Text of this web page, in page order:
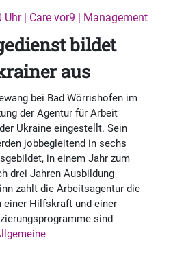
| Care vor9 | Management
bildet
aus
bei Bad Wörrishofen im
der Agentur für Arbeit
Ukraine eingestellt. Sein
jobbegleitend in sechs
in einem Jahr zum
drei Jahren Ausbildung
zahlt die Arbeitsagentur die
einer Hilfskraft und einer
sind